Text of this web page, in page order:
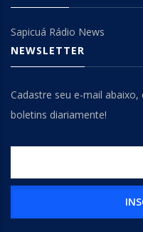
Sapicuá Rádio News
NEWSLETTER
Cadastre seu e-mail
boletins diariamente!